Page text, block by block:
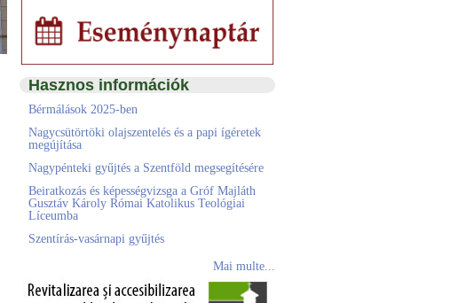
Hasznos információk
Bérmálások 2025-ben
Nagycsütörtöki olajszentelés és a papi ígéretek
megújítása
Nagypénteki gyűjtés a Szentföld megsegítésére
Beiratkozás és képességvizsga a Gróf Majláth
Gusztáv Károly Római Katolikus Teológiai
Líceumba
Szentírás-vasárnapi gyűjtés
Mai multe...